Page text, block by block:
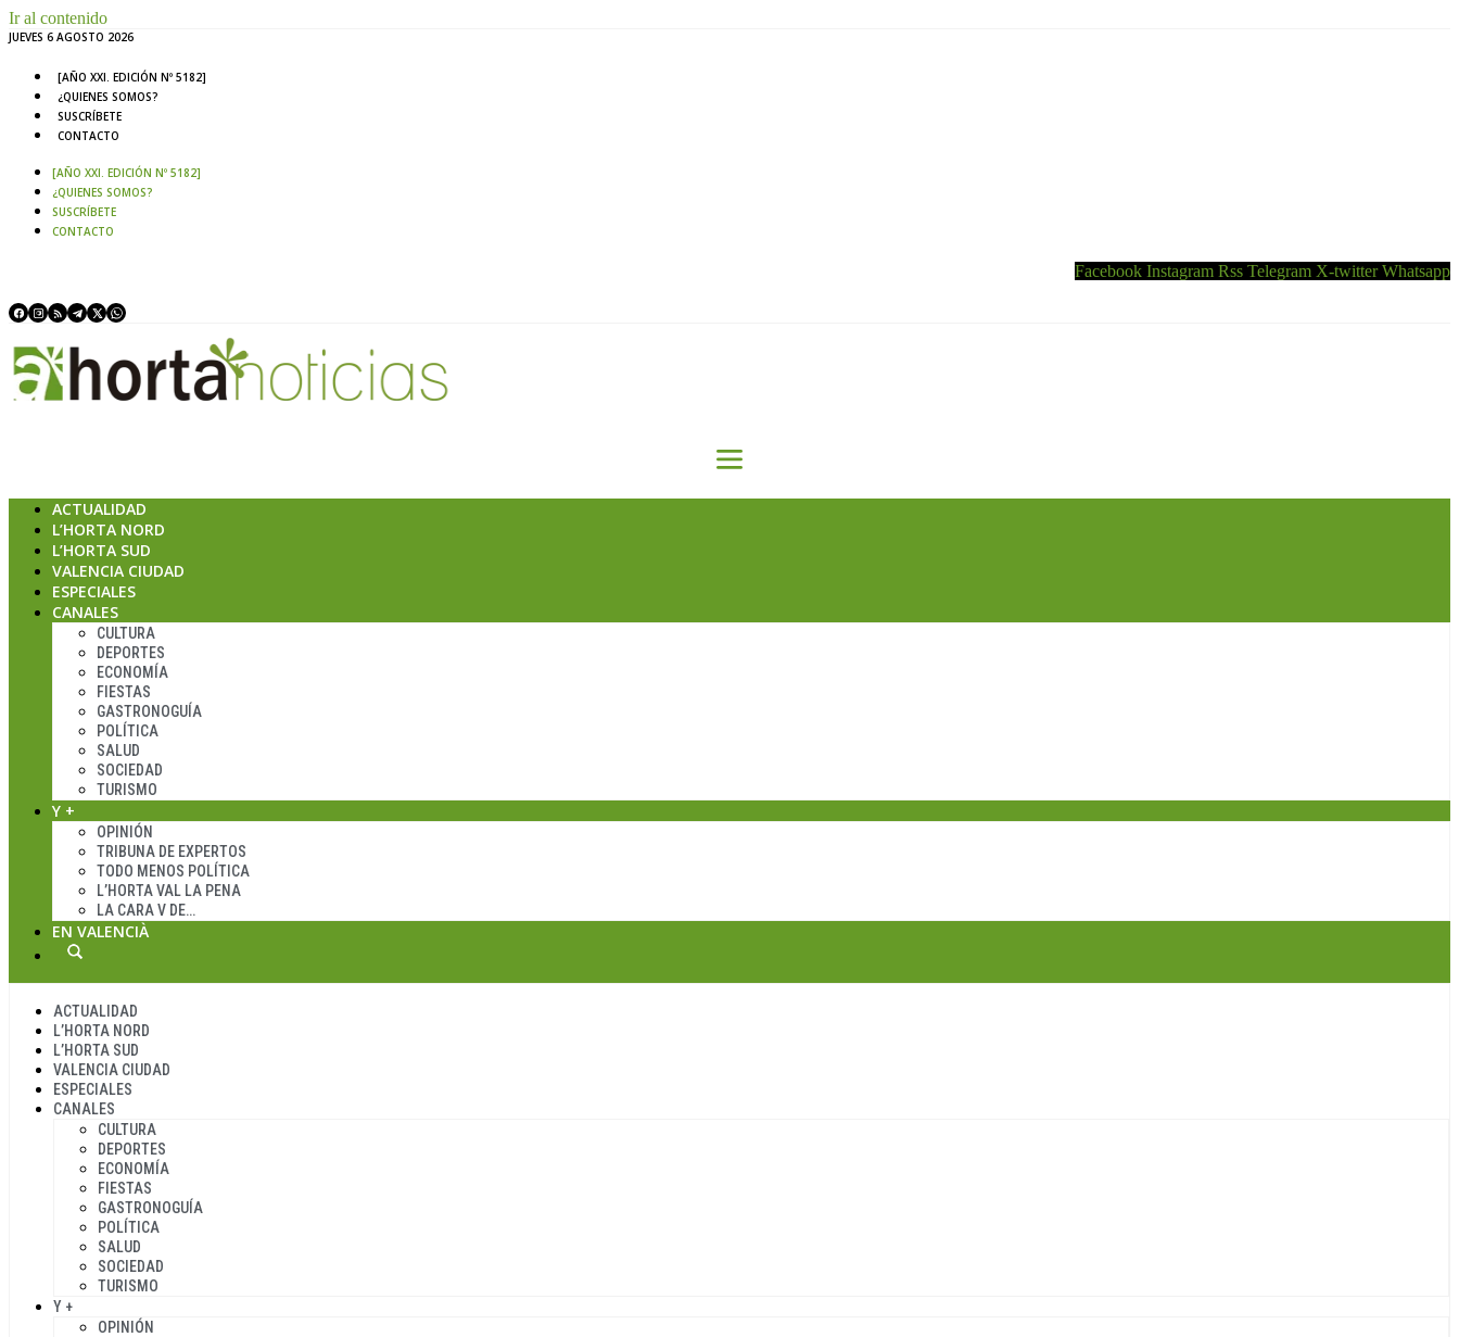
Ir al contenido
JUEVES 6 AGOSTO 2026
[AÑO XXI. EDICIÓN Nº 5182]
¿QUIENES SOMOS?
SUSCRÍBETE
CONTACTO
[AÑO XXI. EDICIÓN Nº 5182]
¿QUIENES SOMOS?
SUSCRÍBETE
CONTACTO
Facebook Instagram Rss Telegram X-twitter Whatsapp
ACTUALIDAD
L’HORTA NORD
L’HORTA SUD
VALENCIA CIUDAD
ESPECIALES
CANALES
CULTURA
DEPORTES
ECONOMÍA
FIESTAS
GASTRONOGUÍA
POLÍTICA
SALUD
SOCIEDAD
TURISMO
Y +
OPINIÓN
TRIBUNA DE EXPERTOS
TODO MENOS POLÍTICA
L’HORTA VAL LA PENA
LA CARA V DE…
EN VALENCIÀ
ACTUALIDAD
L’HORTA NORD
L’HORTA SUD
VALENCIA CIUDAD
ESPECIALES
CANALES
CULTURA
DEPORTES
ECONOMÍA
FIESTAS
GASTRONOGUÍA
POLÍTICA
SALUD
SOCIEDAD
TURISMO
Y +
OPINIÓN